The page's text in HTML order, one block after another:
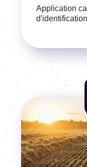
Application
Voir la référence
Image